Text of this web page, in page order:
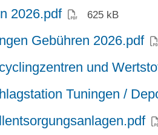
2026.pdf(PDF)625 kB
Gebühren 2026.pdf
und
Tuningen /